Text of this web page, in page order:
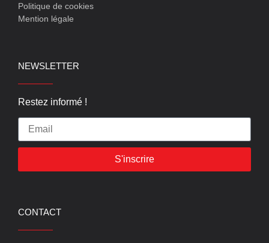
Politique de cookies
Mention légale
NEWSLETTER
Restez informé !
S'inscrire
CONTACT